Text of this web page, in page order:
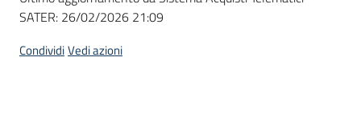
SATER: 26/02/2026 21:09
CondividiVedi azioni